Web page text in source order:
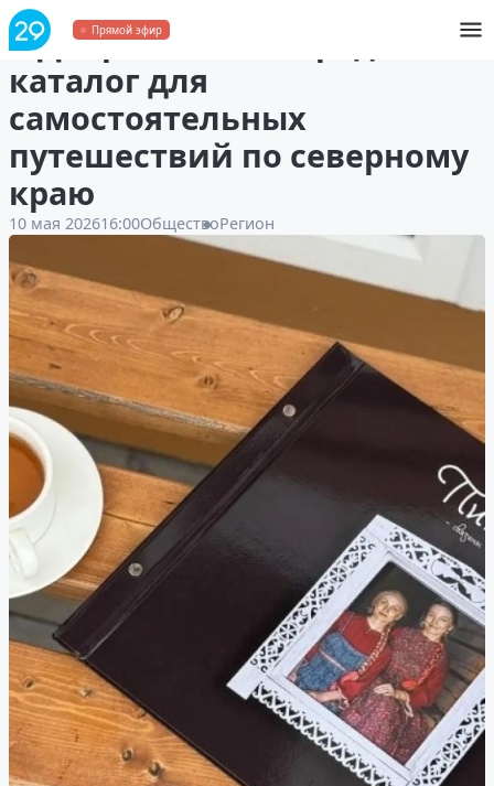
Прямой эфир
В Добролюбовке представят
каталог для
самостоятельных
путешествий по северному
краю
10 мая 202616:00ОбществоРегион